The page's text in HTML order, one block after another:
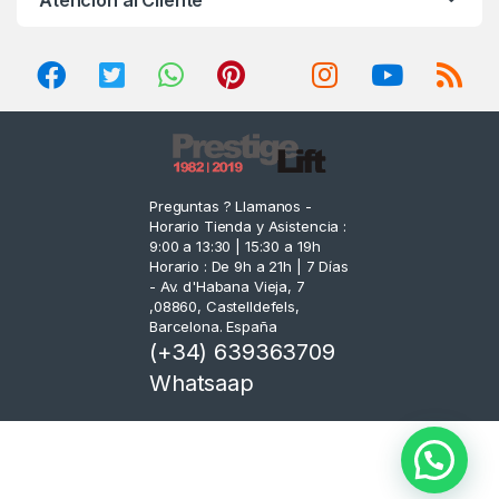
Preguntas ? Llamanos -
Horario Tienda y Asistencia :
9:00 a 13:30 | 15:30 a 19h
Horario : De 9h a 21h | 7 Días
- Av. d'Habana Vieja, 7
,08860, Castelldefels,
Barcelona. España
(+34) 639363709
Whatsaap